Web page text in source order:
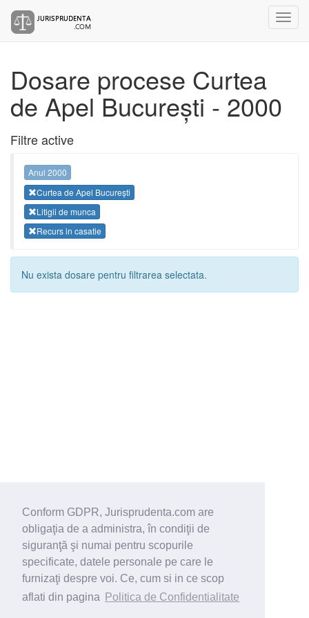
Conform GDPR, Jurisprudenta.com are
obligaţia de a administra, în condiţii de
siguranţă şi numai pentru scopurile
specificate, datele personale pe care le
furnizaţi despre voi. Ce, cum si in ce scop
aflati din pagina
Politica de Confidentialitate
Dosare procese Curtea
de Apel București - 2000
Filtre active
Anul 2000
Curtea de Apel București
Litigii de munca
Recurs in casatie
Nu exista dosare pentru filtrarea selectata.